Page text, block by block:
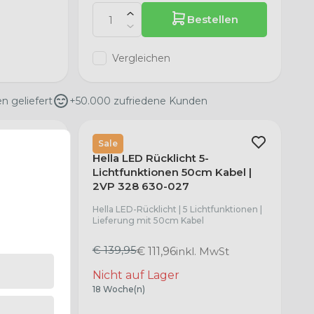
Bestellen
Vergleichen
geliefert +50.000 zufriedene Kunden
rechts
340
Sale
HELLA
Hella LED Rücklicht 5-
Lichtfunktionen 50cm Kabel |
2VP 328 630-027
Hella LED-Rücklicht | 5 Lichtfunktionen |
Lieferung mit 50cm Kabel
€ 139,95€ 111,96inkl. MwSt
Nicht auf Lager
18 Woche(n)